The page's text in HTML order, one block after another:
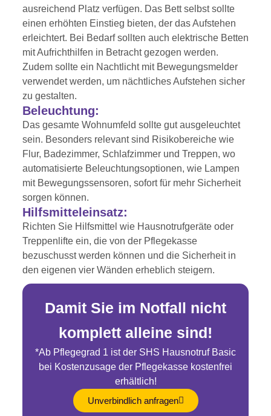
ausreichend Platz verfügen. Das Bett selbst sollte
einen erhöhten Einstieg bieten, der das Aufstehen
erleichtert. Bei Bedarf sollten auch elektrische Betten
mit Aufrichthilfen in Betracht gezogen werden.
Zudem sollte ein Nachtlicht mit Bewegungsmelder
verwendet werden, um nächtliches Aufstehen sicher
zu gestalten.
Beleuchtung:
Das gesamte Wohnumfeld sollte gut ausgeleuchtet
sein. Besonders relevant sind Risikobereiche wie
Flur, Badezimmer, Schlafzimmer und Treppen, wo
automatisierte Beleuchtungsoptionen, wie Lampen
mit Bewegungssensoren, sofort für mehr Sicherheit
sorgen können.
Hilfsmitteleinsatz:
Richten Sie Hilfsmittel wie Hausnotrufgeräte oder
Treppenlifte ein, die von der Pflegekasse
bezuschusst werden können und die Sicherheit in
den eigenen vier Wänden erheblich steigern.
Damit Sie im Notfall nicht
komplett alleine sind!
*Ab Pflegegrad 1 ist der SHS Hausnotruf Basic
bei Kostenzusage der Pflegekasse kostenfrei
erhältlich!
Unverbindlich anfragen